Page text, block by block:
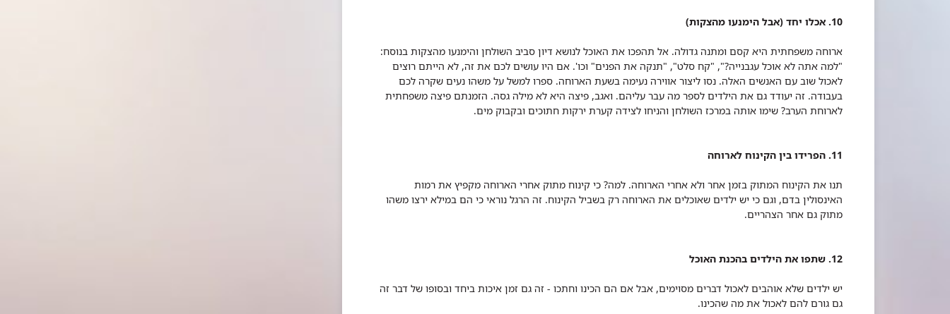
10. אכלו יחד (אבל הימנעו מהצקות)
ארוחה משפחתית היא קסם ומתנה גדולה. אל תהפכו את האוכל לנושא דיון סביב השולחן והימנעו מהצקות בנוסח:
"למה אתה לא אוכל עגבנייה?", "קח סלט", "תנקה את הפנים" וכו'. אם היו עושים לכם את זה, לא הייתם רוצים
לאכול שוב עם האנשים האלה. נסו ליצור אווירה נעימה בשעת הארוחה. ספרו למשל על משהו נעים שקרה לכם
בעבודה. זה יעודד גם את הילדים לספר מה עבר עליהם. ואגב, פיצה היא לא מילה גסה. הזמנתם פיצה משפחתית
לארוחת הערב? שימו אותה במרכז השולחן והניחו לצידה קערת ירקות חתוכים ובקבוק מים.
11. הפרידו בין הקינוח לארוחה
תנו את הקינוח המתוק בזמן אחר ולא אחרי הארוחה. למה? כי קינוח מתוק אחרי הארוחה מקפיץ את רמות
האינסולין בדם, וגם כי יש ילדים שאוכלים את הארוחה רק בשביל הקינוח. זה הרגל נוראי כי הם במילא ירצו משהו
מתוק גם אחר הצהריים.
12. שתפו את הילדים בהכנת האוכל
יש ילדים שלא אוהבים לאכול דברים מסוימים, אבל אם הם הכינו וחתכו - זה גם זמן איכות ביחד ובסופו של דבר זה
גם גורם להם לאכול את מה שהכינו.